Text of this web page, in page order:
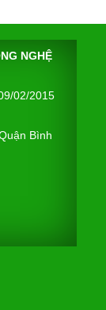
NGHỆ
02/2015
Bình